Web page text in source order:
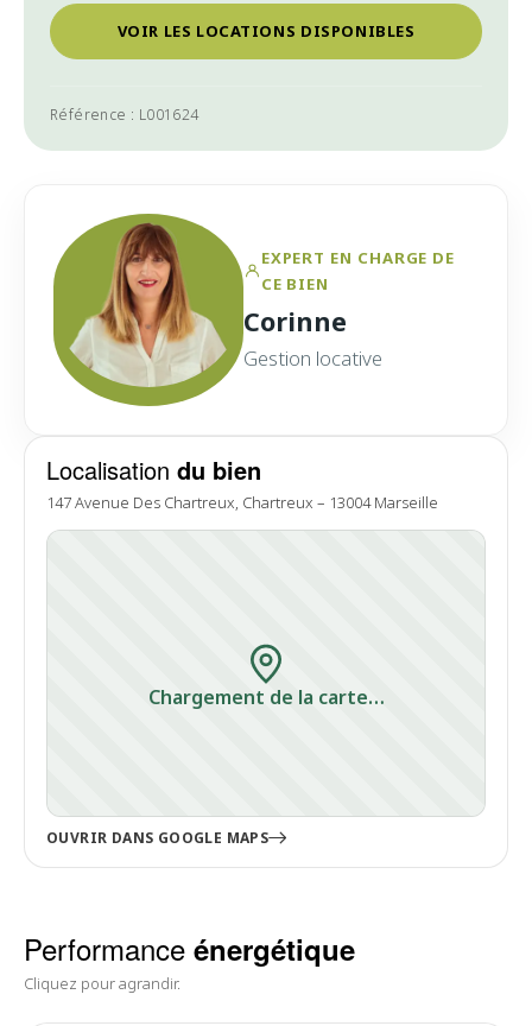
VOIR LES LOCATIONS DISPONIBLES
Référence : L001624
Localisation du bien
147 Avenue Des Chartreux, Chartreux – 13004 Marseille
Chargement de la carte…
OUVRIR DANS GOOGLE MAPS
EXPERT EN CHARGE DE
CE BIEN
Corinne
Gestion locative
Performance énergétique
Cliquez pour agrandir.